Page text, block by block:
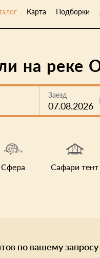
Карта Подборки
на реке
Заезд
07.08.2026
Сфера Сафари тент
по вашему запросу